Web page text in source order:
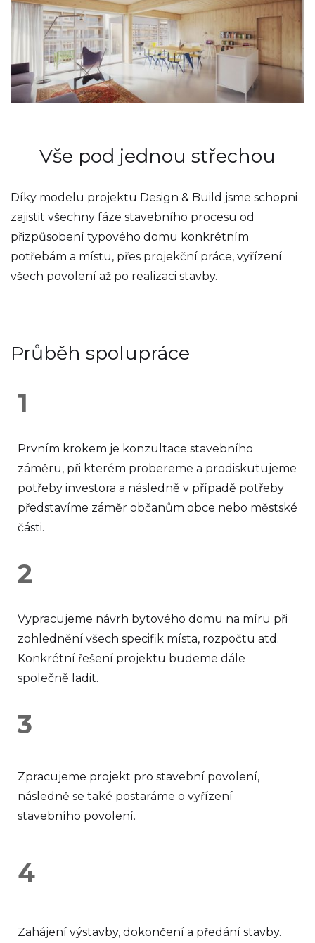
Vše pod jednou střechou
Díky modelu projektu Design & Build jsme schopni
zajistit všechny fáze stavebního procesu od
přizpůsobení typového domu konkrétním
potřebám a místu, přes projekční práce, vyřízení
všech povolení až po realizaci stavby.
Průběh spolupráce
1
Prvním krokem je konzultace stavebního
záměru, při kterém probereme a prodiskutujeme
potřeby investora a následně v případě potřeby
představíme záměr občanům obce nebo městské
části.
2
Vypracujeme návrh bytového domu na míru při
zohlednění všech specifik místa, rozpočtu atd.
Konkrétní řešení projektu budeme dále
společně ladit.
3
Zpracujeme projekt pro stavební povolení,
následně se také postaráme o vyřízení
stavebního povolení.
4
Zahájení výstavby, dokončení a předání stavby.